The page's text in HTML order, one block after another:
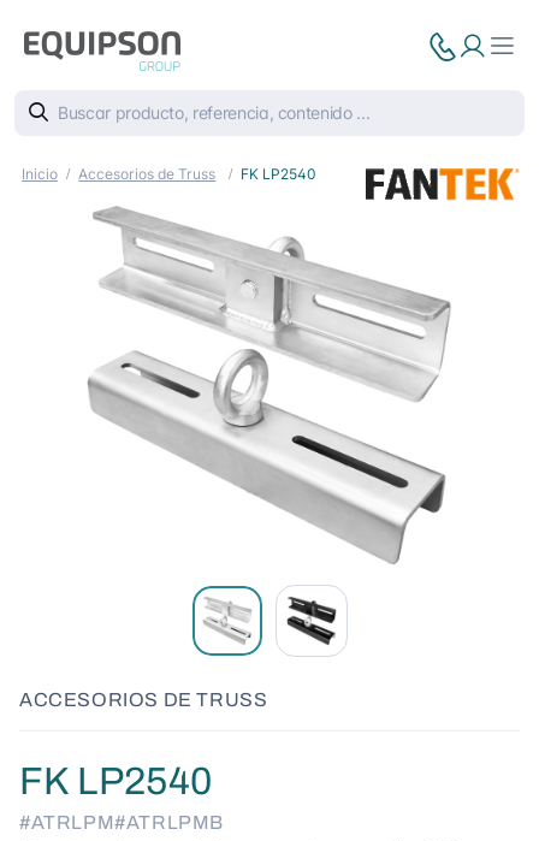
Inicio Accesorios de Truss FK LP2540
ACCESORIOS DE TRUSS
FK LP2540
#ATRLPM#ATRLPMB